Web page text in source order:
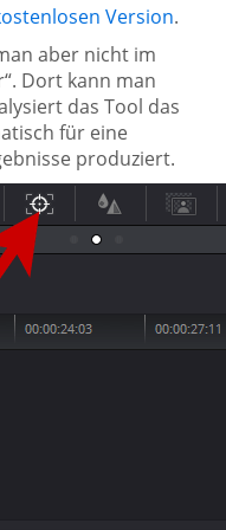
Version.
aber nicht im
Dort kann man
das Tool das
für eine
produziert.